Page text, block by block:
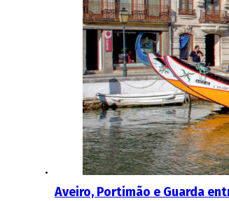
Aveiro, Portimão e Guarda